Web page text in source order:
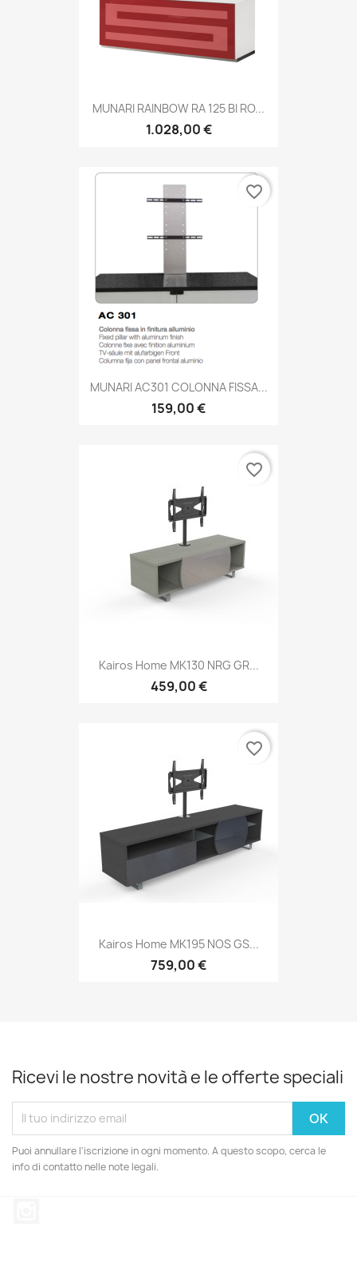
MUNARI RAINBOW RA 125 BI RO...
1.028,00 €
MUNARI AC301 COLONNA FISSA...
159,00 €
favorite_border
Kairos Home MK130 NRG GR...
459,00 €
favorite_border
Kairos Home MK195 NOS GS...
759,00 €
favorite_border
Ricevi le nostre novità e le offerte speciali
Puoi annullare l'iscrizione in ogni momento. A questo scopo, cerca le
info di contatto nelle note legali.